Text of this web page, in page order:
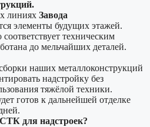
линиях Завода
элементы будущих этажей.
техническим
до мельчайших деталей.
наших металлоконструкций
надстройку без
тяжёлой техники.
готов к дальнейшей отделке
для надстроек?